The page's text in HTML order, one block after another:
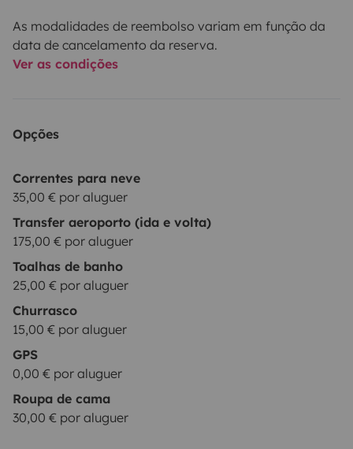
As modalidades de reembolso variam em função da
data de cancelamento da reserva.
Ver as condições
Opções
Correntes para neve
35,00 € por aluguer
Transfer aeroporto (ida e volta)
175,00 € por aluguer
Toalhas de banho
25,00 € por aluguer
Churrasco
15,00 € por aluguer
GPS
0,00 € por aluguer
Roupa de cama
30,00 € por aluguer